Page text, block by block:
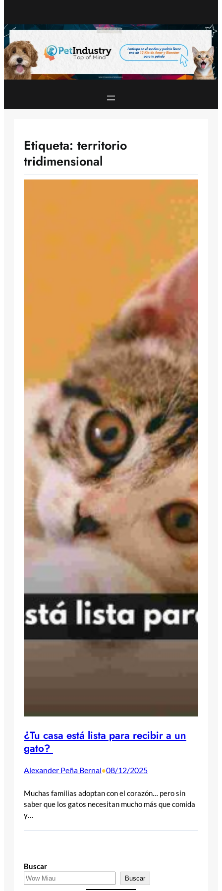
Etiqueta: territorio
tridimensional
¿Tu casa está lista para recibir a un
gato?
Alexander Peña Bernal•08/12/2025
Muchas familias adoptan con el corazón… pero sin
saber que los gatos necesitan mucho más que comida
y…
Buscar
Buscar